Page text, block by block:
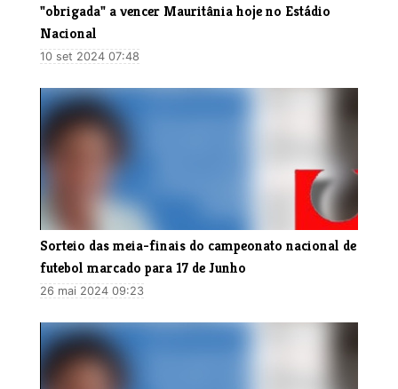
"obrigada" a vencer Mauritânia hoje no Estádio
Nacional
10 set 2024 07:48
Sorteio das meia-finais do campeonato nacional de
futebol marcado para 17 de Junho
26 mai 2024 09:23